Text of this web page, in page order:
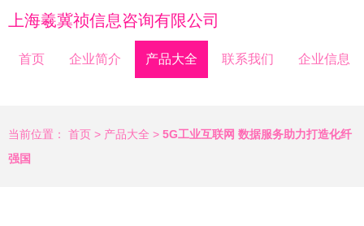
上海羲冀祯信息咨询有限公司
首页 企业简介 产品大全 联系我们 企业信息
当前位置： 首页 > 产品大全 > 5G工业互联网 数据服务助力打造化纤
强国